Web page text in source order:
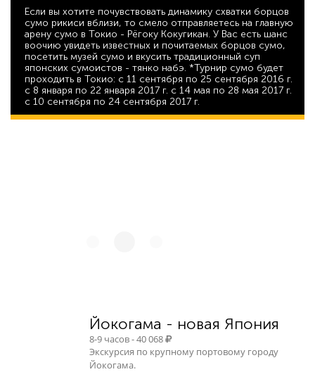
Если вы хотите почувствовать динамику схватки борцов
сумо рикиси вблизи, то смело отправляетесь на главную
арену сумо в Токио - Рёгоку Кокугикан. У Вас есть шанс
воочию увидеть известных и почитаемых борцов сумо,
посетить музей сумо и вкусить традиционный суп
японских сумоистов - тянко набэ. *Турнир сумо будет
проходить в Токио: с 11 сентября по 25 сентября 2016 г.
с 8 января по 22 января 2017 г. с 14 мая по 28 мая 2017 г.
с 10 сентября по 24 сентября 2017 г.
Йокогама - новая Япония
8-9 часов - 40 068
Экскурсия по крупному портовому городу
Йокогама.